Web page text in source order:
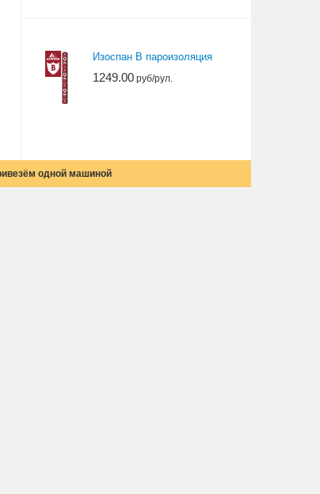
Изоспан В пароизоляция
1249.00 руб/рул.
одной машиной